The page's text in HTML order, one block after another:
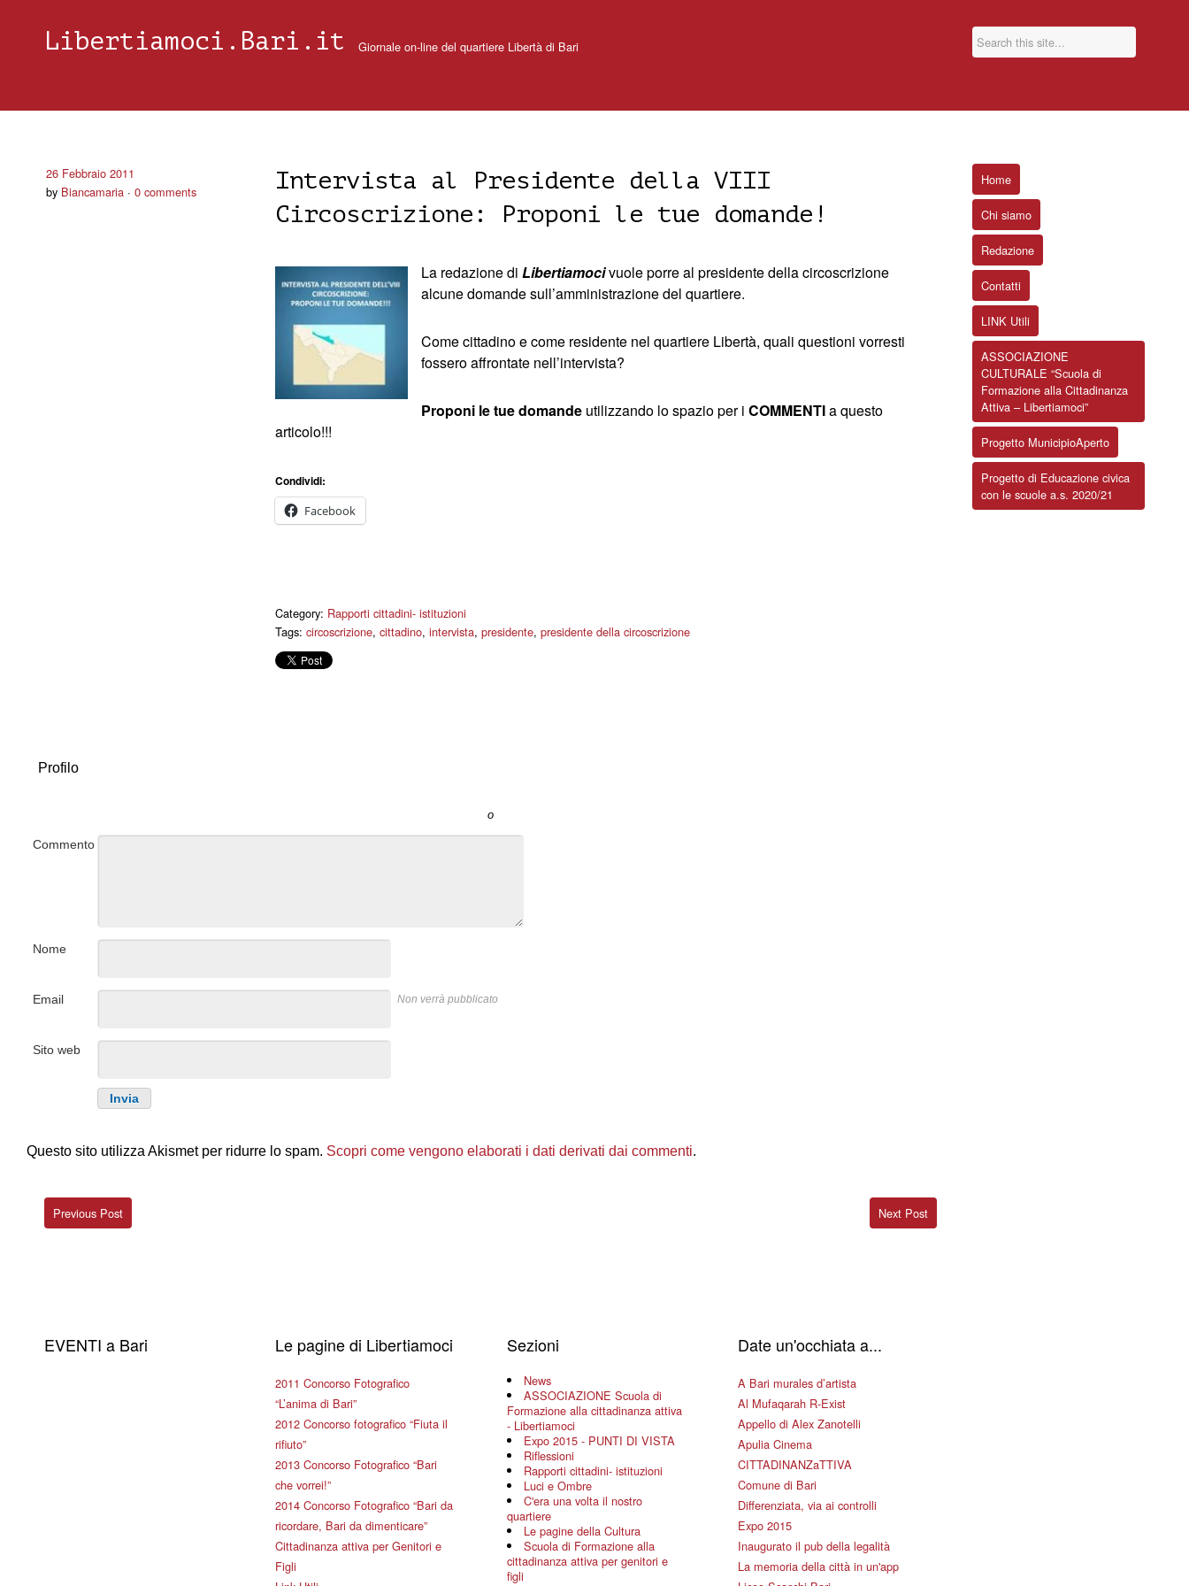
Libertiamoci.Bari.it Giornale on-line del quartiere Libertà di Bari
Intervista al Presidente della VIII
Circoscrizione: Proponi le tue domande!
26 Febbraio 2011
by Biancamaria 0 comments
La redazione di Libertiamocivuole porre al presidente della circoscrizione
alcune domande sull’amministrazione del quartiere.
Come cittadino e come residente nel quartiere Libertà, quali questioni vorresti
fossero affrontate nell’intervista?
Proponi le tue domandeutilizzando lo spazio per i COMMENTIa questo
articolo!!!
Condividi:
Facebook
Category: Rapporti cittadini- istituzioni
Tags: circoscrizione, cittadino, intervista, presidente, presidente della circoscrizione
Profilo
o
Commento
Nome
Email Non verrà pubblicato
Sito web
Questo sito utilizza Akismet per ridurre lo spam. Scopri come vengono elaborati i dati derivati dai commenti.
Next Post
Previous Post
EVENTI a Bari Le pagine di Libertiamoci
2011 Concorso Fotografico
“L’anima di Bari”
2012 Concorso fotografico “Fiuta il
rifiuto”
2013 Concorso Fotografico “Bari
che vorrei!”
2014 Concorso Fotografico “Bari da
ricordare, Bari da dimenticare”
Cittadinanza attiva per Genitori e
Figli
Sezioni
News
ASSOCIAZIONE Scuola di
Formazione alla cittadinanza attiva
- Libertiamoci
Expo 2015 - PUNTI DI VISTA
Riflessioni
Rapporti cittadini- istituzioni
Luci e Ombre
C'era una volta il nostro
quartiere
Le pagine della Cultura
Scuola di Formazione alla
cittadinanza attiva per genitori e
figli
Date un'occhiata a...
A Bari murales d’artista
Al Mufaqarah R-Exist
Appello di Alex Zanotelli
Apulia Cinema
CITTADINANZaTTIVA
Comune di Bari
Differenziata, via ai controlli
Expo 2015
Inaugurato il pub della legalità
La memoria della città in un'app
Home
Chi siamo
Redazione
Contatti
LINK Utili
ASSOCIAZIONE
CULTURALE “Scuola di
Formazione alla Cittadinanza
Attiva – Libertiamoci”
Progetto MunicipioAperto
Progetto di Educazione civica
con le scuole a.s. 2020/21